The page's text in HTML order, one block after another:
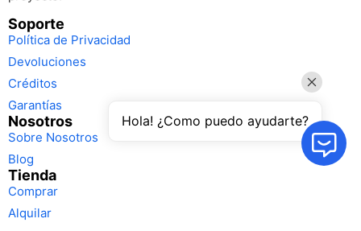
Soporte
Política de Privacidad
Devoluciones
Créditos
Garantías
Nosotros
Sobre Nosotros
Blog
Tienda
Comprar
Alquilar
Hola! ¿Como puedo ayudarte?